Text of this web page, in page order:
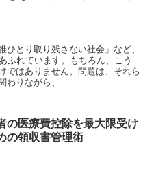
ひとり取り残さない社会」など、
ふれています。もちろん、こう
ではありません。問題は、それら
わりながら、...
の医療費控除を最大限受け
の領収書管理術